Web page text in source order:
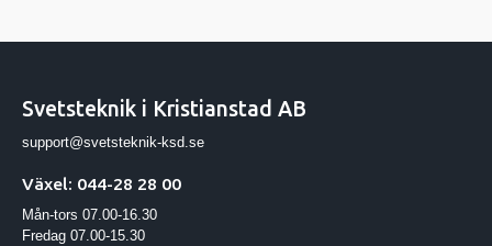
Svetsteknik i Kristianstad AB
support@svetsteknik-ksd.se
Växel: 044-28 28 00
Mån-tors 07.00-16.30
Fredag 07.00-15.30